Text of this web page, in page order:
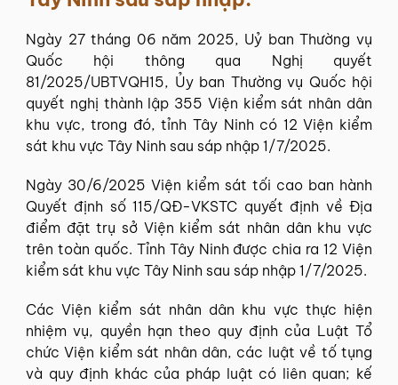
Ngày 27 tháng 06 năm 2025, Uỷ ban Thường vụ
Quốc hội thông qua Nghị quyết
81/2025/UBTVQH15, Ủy ban Thường vụ Quốc hội
quyết nghị thành lập 355 Viện kiểm sát nhân dân
khu vực, trong đó, tỉnh Tây Ninh có 12 Viện kiểm
sát khu vực Tây Ninh sau sáp nhập 1/7/2025.
Ngày 30/6/2025 Viện kiểm sát tối cao ban hành
Quyết định số 115/QĐ-VKSTC quyết định về Địa
điểm đặt trụ sở Viện kiểm sát nhân dân khu vực
trên toàn quốc. Tỉnh Tây Ninh được chia ra 12 Viện
kiểm sát khu vực Tây Ninh sau sáp nhập 1/7/2025.
Các Viện kiểm sát nhân dân khu vực thực hiện
nhiệm vụ, quyền hạn theo quy định của Luật Tổ
chức Viện kiểm sát nhân dân, các luật về tố tụng
và quy định khác của pháp luật có liên quan; kế